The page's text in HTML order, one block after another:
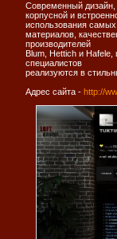
Современный дизайн,
корпусной и
использования
материалов,
производителей
Blum, Hettich и
специалистов
реализуются в
Адрес сайта - http://